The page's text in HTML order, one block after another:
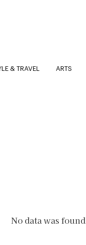
& TRAVEL ARTS
No data was found